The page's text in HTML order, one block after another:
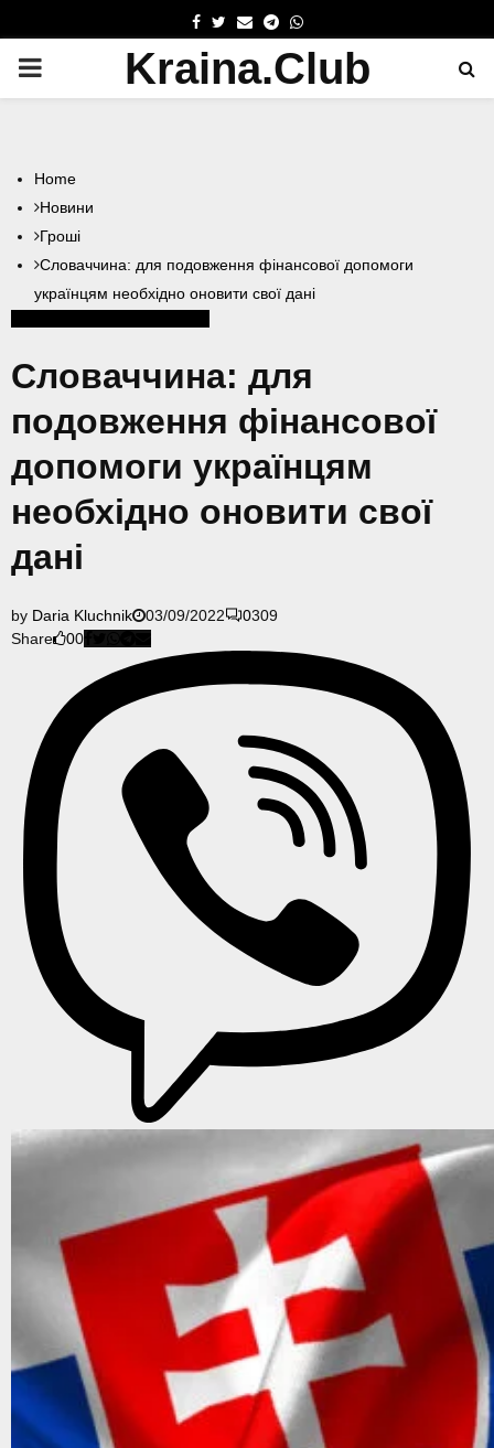
FACEBOOK
TWITTER
EMAILTELEGRAM
WHATSAPP
PRIMARYKraina.Club
Home
Новини
Гроші
Словаччина: для подовження фінансової допомоги
українцям необхідно оновити свої дані
Словаччина: для
подовження фінансової
допомоги українцям
необхідно оновити свої
дані
by Daria Kluchnik 03/09/2022 0309
Share
00